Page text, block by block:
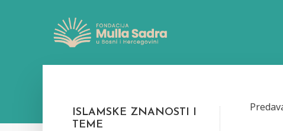
ISLAMSKE ZNANOSTI I
TEME